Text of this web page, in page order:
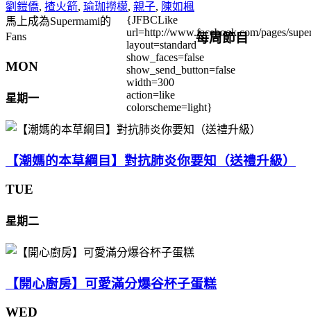
劉鎧僑, 揸火箭, 瑜珈撈檬, 親子, 陳如楓
馬上成為Supermami的
Fans
{JFBCLike
url=http://www.facebook.com/pages/
layout=standard
show_faces=false
show_send_button=false
width=300
action=like
colorscheme=light}
每周節目
MON
星期一
【潮媽的本草綱目】對抗肺炎你要知（送禮升級）
TUE
星期二
【開心廚房】可愛滿分爆谷杯子蛋糕
WED